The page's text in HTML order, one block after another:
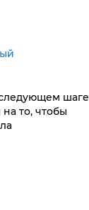
шаге
то, чтобы